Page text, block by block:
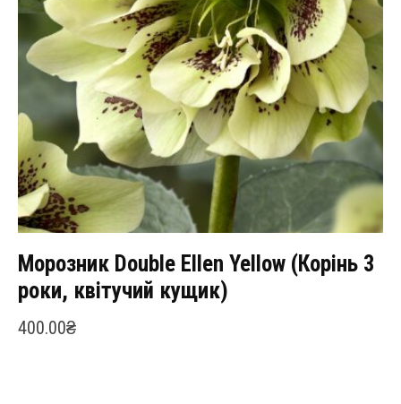
Морозник Double Ellen Yellow (Корінь 3
роки, квітучий кущик)
400.00₴